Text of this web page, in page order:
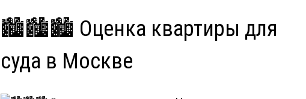
🏙️🏙️🏙️ Оценка квартиры для
суда в Москве